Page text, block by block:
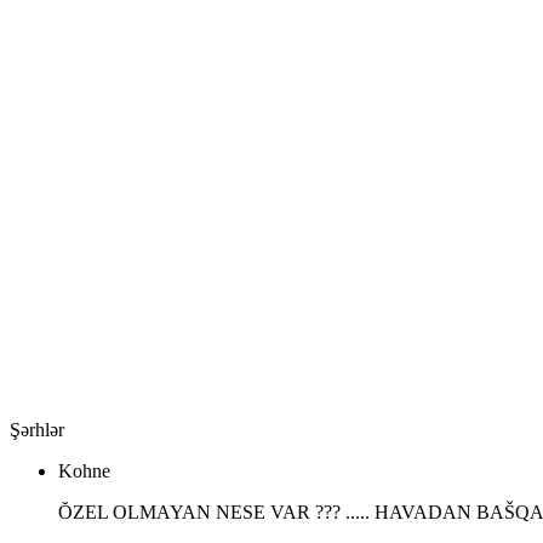
Şərhlər
Kohne
ŎZEL OLMAYAN NESE VAR ??? ..... HAVADAN